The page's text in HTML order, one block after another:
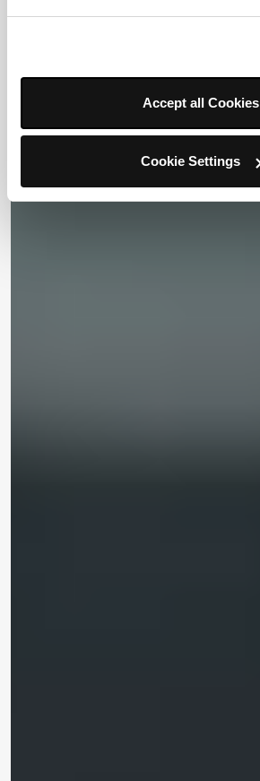
Accept all Cookies
Cookie Settings